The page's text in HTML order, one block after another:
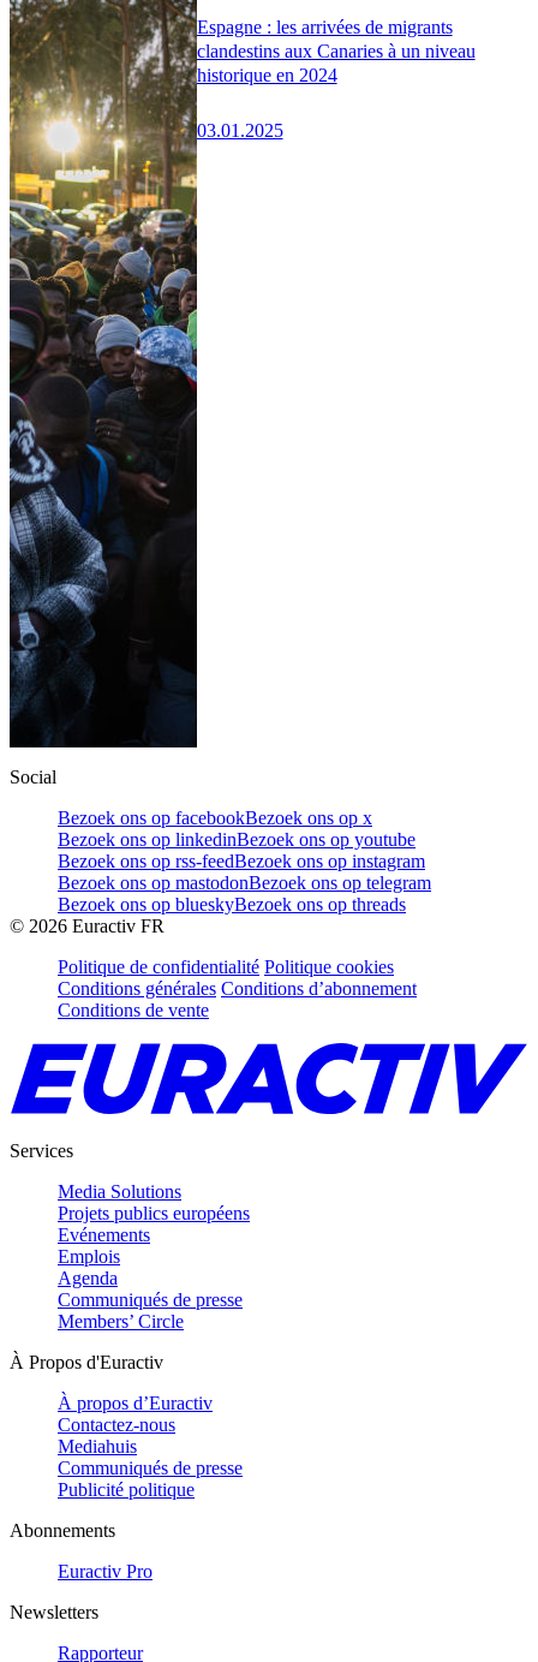
Espagne : les arrivées de migrants
clandestins aux Canaries à un niveau
historique en 2024
03.01.2025
Social
Bezoek ons op facebookBezoek ons op x
Bezoek ons op linkedinBezoek ons op youtube
Bezoek ons op rss-feedBezoek ons op instagram
Bezoek ons op mastodonBezoek ons op telegram
Bezoek ons op blueskyBezoek ons op threads
© 2026 Euractiv FR
Politique de confidentialité Politique cookies
Conditions générales Conditions d’abonnement
Conditions de vente
Services
Media Solutions
Projets publics européens
Evénements
Emplois
Agenda
Communiqués de presse
Members’ Circle
À Propos d'Euractiv
À propos d’Euractiv
Contactez-nous
Mediahuis
Communiqués de presse
Publicité politique
Abonnements
Euractiv Pro
Newsletters
Rapporteur